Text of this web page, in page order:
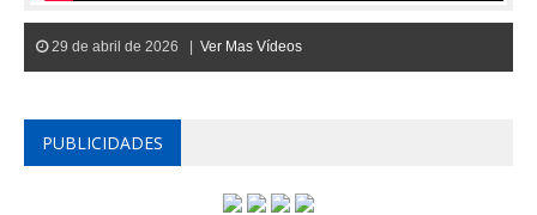
29 de abril de 2026 | Ver Mas Vídeos
PUBLICIDADES